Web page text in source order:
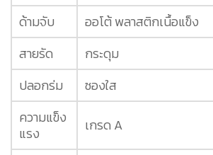
ด้ามจับ
ออโต้ พลาสติกเนื้อแข็ง
สายรัด
กระดุม
ปลอกร่ม
ซองใส
ความแข็ง
แรง
เกรด A